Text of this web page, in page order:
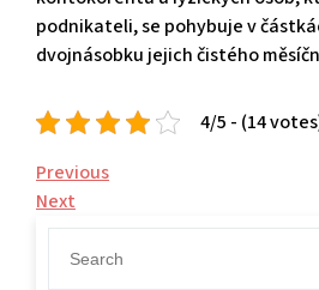
podnikateli, se pohybuje v
dvojnásobku jejich čistého
4/5 - (14
Navigace
pro
příspěvek
Previous
Post
Previous
Next
Post
Next